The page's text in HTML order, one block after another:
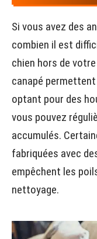
Si vous avez des
combien il est
chien hors de
canapé
optant pour des
vous pouvez
accumulés.
fabriquées avec
empêchent les
nettoyage.